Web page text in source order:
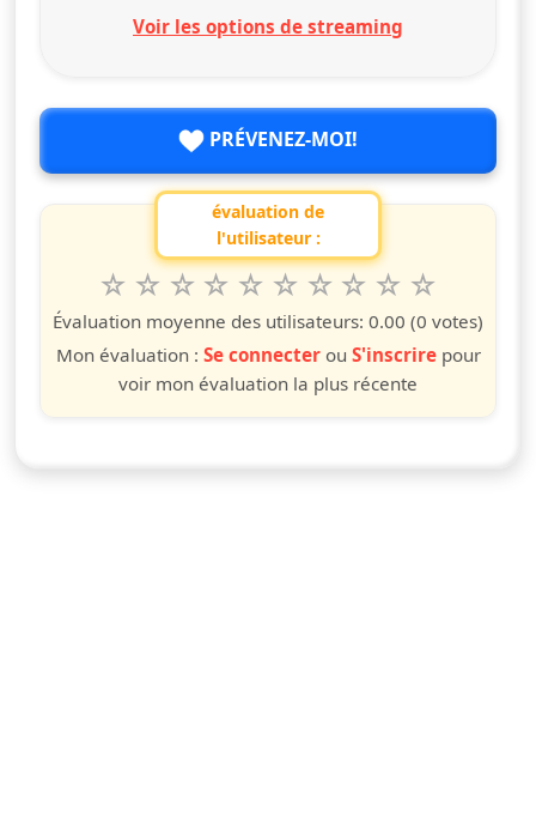
Voir les options de streaming
PRÉVENEZ-MOI!
évaluation de
l'utilisateur :
questo spettacolo da 1 a 10 étoiles
10
étoiles
9
étoiles
8
étoiles
7
étoiles
6
étoiles
5
étoiles
4
étoiles
3
étoiles
2
étoiles
étoile
Évaluation moyenne des utilisateurs: 0.00 (0 votes)
Mon évaluation : Se connecterou S'inscrirepour
voir mon évaluation la plus récente